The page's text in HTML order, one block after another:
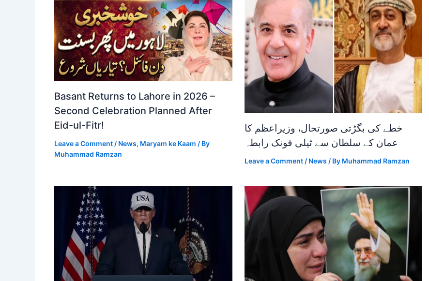
Basant Returns to Lahore in 2026 –
Second Celebration Planned After
Eid-ul-Fitr!
Leave a Comment / News, Maryam ke Kaam / By
Muhammad Ramzan
خطے کی بگڑتی صورتحال، وزیراعظم کا
عمان کے سلطان سے ٹیلی فونک رابطہ
Leave a Comment / News / By Muhammad Ramzan